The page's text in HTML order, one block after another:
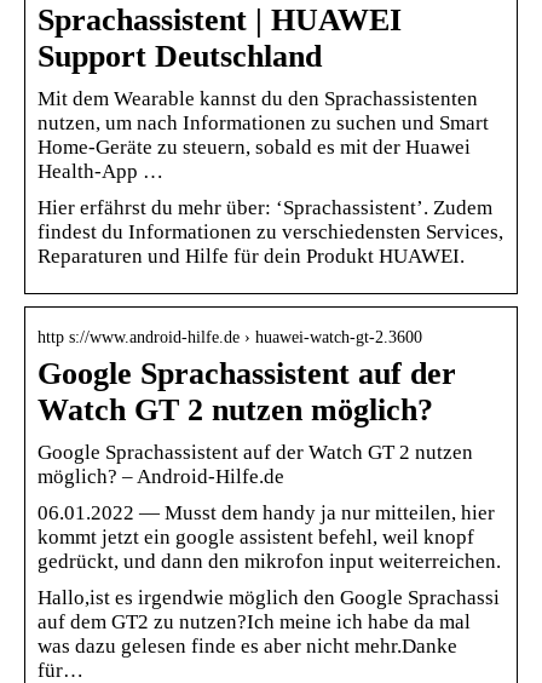
Sprachassistent | HUAWEI
Support Deutschland
Mit dem Wearable kannst du den Sprachassistenten
nutzen, um nach Informationen zu suchen und Smart
Home-Geräte zu steuern, sobald es mit der Huawei
Health-App …
Hier erfährst du mehr über: ‘Sprachassistent’. Zudem
findest du Informationen zu verschiedensten Services,
Reparaturen und Hilfe für dein Produkt HUAWEI.
http s://www.android-hilfe.de › huawei-watch-gt-2.3600
Google Sprachassistent auf der
Watch GT 2 nutzen möglich?
Google Sprachassistent auf der Watch GT 2 nutzen
möglich? – Android-Hilfe.de
06.01.2022 — Musst dem handy ja nur mitteilen, hier
kommt jetzt ein google assistent befehl, weil knopf
gedrückt, und dann den mikrofon input weiterreichen.
Hallo,ist es irgendwie möglich den Google Sprachassi
auf dem GT2 zu nutzen?Ich meine ich habe da mal
was dazu gelesen finde es aber nicht mehr.Danke
für…